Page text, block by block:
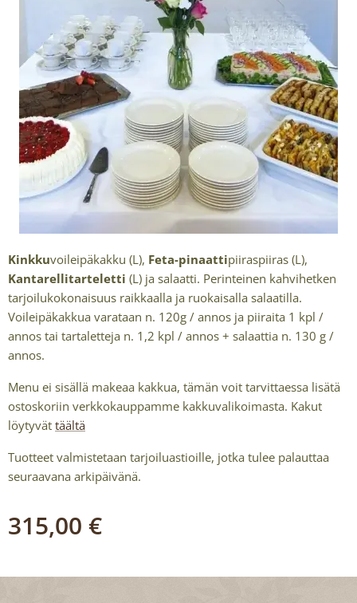
Kinkkuvoileipäkakku (L), Feta-pinaattipiiraspiiras (L),
Kantarellitarteletti (L) ja salaatti. Perinteinen kahvihetken
tarjoilukokonaisuus raikkaalla ja ruokaisalla salaatilla.
Voileipäkakkua varataan n. 120g / annos ja piiraita 1 kpl /
annos tai tartaletteja n. 1,2 kpl / annos + salaattia n. 130 g /
annos.
Menu ei sisällä makeaa kakkua, tämän voit tarvittaessa lisätä
ostoskoriin verkkokauppamme kakkuvalikoimasta. Kakut
löytyvät täältä
Tuotteet valmistetaan tarjoiluastioille, jotka tulee palauttaa
seuraavana arkipäivänä.
315,00 €